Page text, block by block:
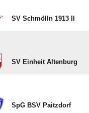
SV Schmölln 1913 II
SV Einheit Altenburg
SpG BSV Paitzdorf